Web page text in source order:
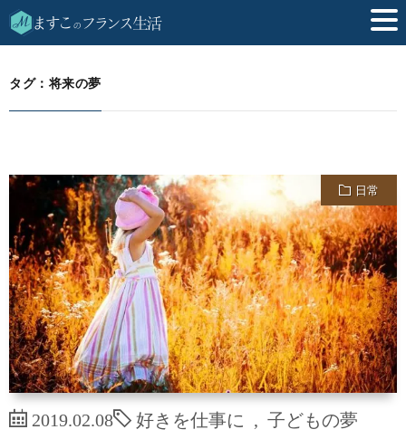
HOME 将来の夢
タグ：将来の夢
日常
2019.02.08 好きを仕事に 子どもの夢